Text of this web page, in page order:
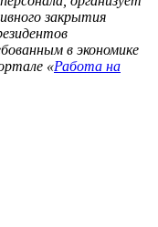
закрытия
в экономике
«Работа на